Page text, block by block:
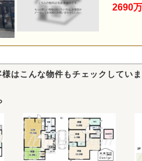
2690
はこんな物件もチェックしていま